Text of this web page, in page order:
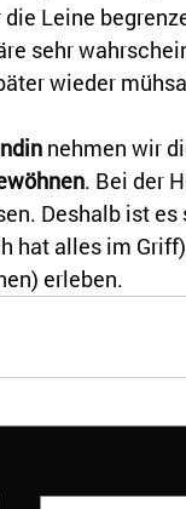
Leine
sehr
wieder
nehmen wir
. Bei der
Deshalb ist
hat alles im
erleben.